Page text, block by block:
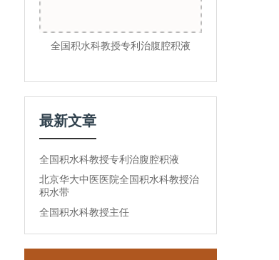
全国积水科教授专利治腹腔积液
最新文章
全国积水科教授专利治腹腔积液
北京华大中医医院全国积水科教授治
积水带
全国积水科教授主任